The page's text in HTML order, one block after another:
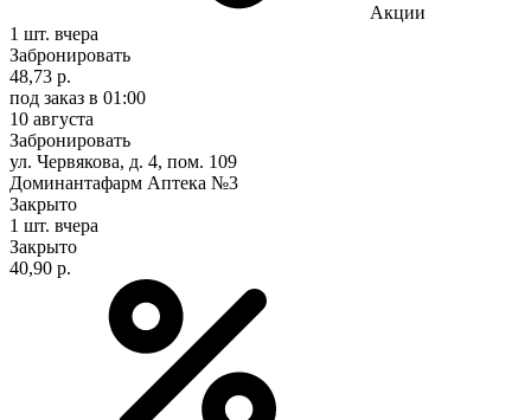
Акции
1 шт. вчера
Забронировать
48,73 р.
под заказ в 01:00
10 августа
Забронировать
ул. Червякова, д. 4, пом. 109
Доминантафарм Аптека №3
Закрыто
1 шт. вчера
Закрыто
40,90 р.